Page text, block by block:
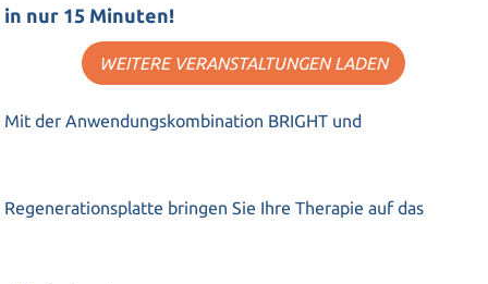
in nur 15 Minuten!
Mit der Anwendungskombination BRIGHT und
Regenerationsplatte bringen Sie Ihre Therapie auf das
WEITERE VERANSTALTUNGEN LADEN